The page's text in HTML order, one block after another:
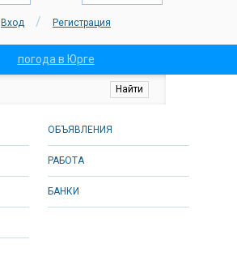
Вход / Регистрация
погода в Юрге
ОБЪЯВЛЕНИЯ
РАБОТА
БАНКИ